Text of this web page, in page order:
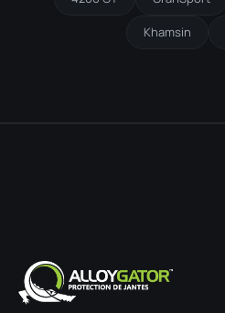
Khamsin